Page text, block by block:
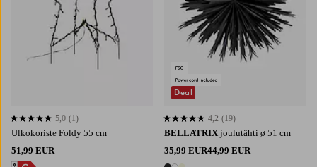
Ulkokoriste Foldy 55 cm
51,99 EUR
5,0 perustuen 1 arvosanaan
5,0 (1)
BELLATRIX joulutähti ø 51 cm
35,99 EUR44,99 EUR
4,2 perustuen 19 arvosanaan
4,2 (19)
Deal